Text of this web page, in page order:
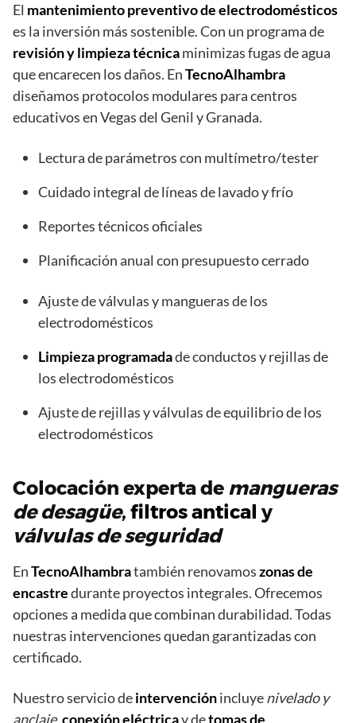
El mantenimiento preventivo de electrodomésticos
es la inversión más sostenible. Con un programa de
revisión y limpieza técnicaminimizas fugas de agua
que encarecen los daños. EnTecnoAlhambra
diseñamos protocolos modulares para centros
educativos en Vegas del Genil y Granada.
Lectura de parámetros con multímetro/tester
Cuidado integral de líneas de lavado y frío
Reportes técnicos oficiales
Planificación anual con presupuesto cerrado
Ajuste de válvulas y mangueras de los
electrodomésticos
Limpieza programadade conductos y rejillas de
los electrodomésticos
Ajuste de rejillas y válvulas de equilibrio de los
electrodomésticos
Colocación experta de mangueras
de desagüe, filtros antical y
válvulas de seguridad
EnTecnoAlhambratambién renovamoszonas de
encastredurante proyectos integrales. Ofrecemos
opciones a medida que combinan durabilidad. Todas
nuestras intervenciones quedan garantizadas con
certificado.
Nuestro servicio deintervenciónincluyenivelado y
anclaje,conexión eléctricay detomas de